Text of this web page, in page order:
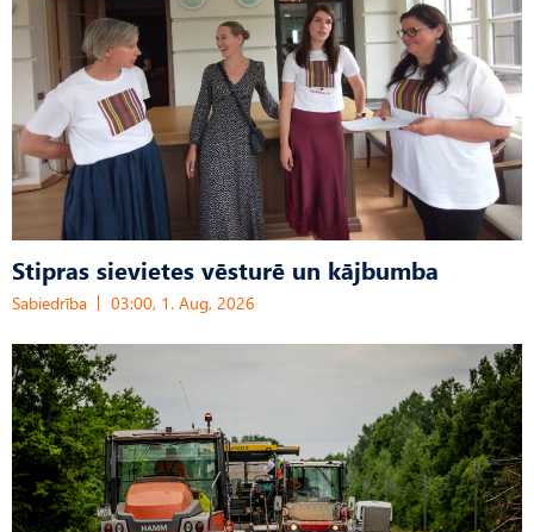
Stipras sievietes vēsturē un kājbumba
Sabiedrība 03:00, 1. Aug, 2026